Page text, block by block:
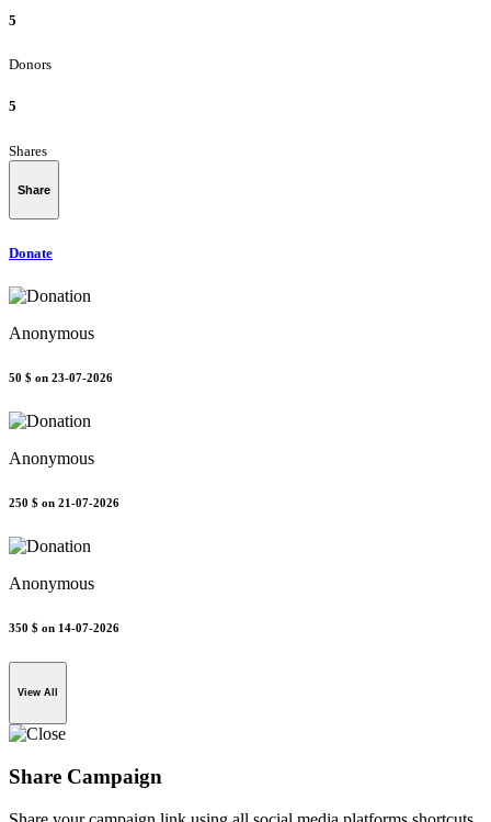
5
Donors
5
Shares
Share
Donate
Anonymous
50 $ on 23-07-2026
Anonymous
250 $ on 21-07-2026
Anonymous
350 $ on 14-07-2026
View All
Share Campaign